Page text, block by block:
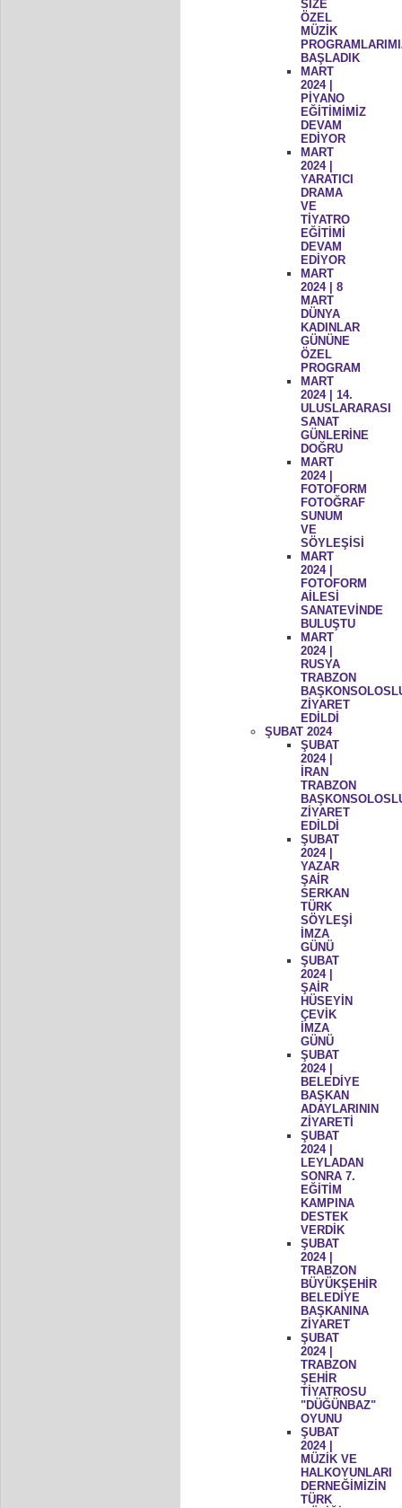
SİZE
ÖZEL
MÜZİK
BAŞLADIK
MART
2024 |
PİYANO
EĞİTİMİMİZ
DEVAM
EDİYOR
MART
2024 |
YARATICI
DRAMA
VE
TİYATRO
EĞİTİMİ
DEVAM
EDİYOR
MART
2024 | 8
MART
DÜNYA
KADINLAR
GÜNÜNE
ÖZEL
PROGRAM
MART
2024 | 14.
ULUSLARARASI
SANAT
GÜNLERİNE
DOĞRU
MART
2024 |
FOTOFORM
FOTOĞRAF
SUNUM
VE
SÖYLEŞİSİ
MART
2024 |
FOTOFORM
AİLESİ
SANATEVİNDE
BULUŞTU
MART
2024 |
RUSYA
TRABZON
ZİYARET
EDİLDİ
ŞUBAT 2024
ŞUBAT
2024 |
İRAN
TRABZON
ZİYARET
EDİLDİ
ŞUBAT
2024 |
YAZAR
ŞAİR
SERKAN
TÜRK
SÖYLEŞİ
İMZA
GÜNÜ
ŞUBAT
2024 |
ŞAİR
HÜSEYİN
ÇEVİK
İMZA
GÜNÜ
ŞUBAT
2024 |
BELEDİYE
BAŞKAN
ADAYLARININ
ZİYARETİ
ŞUBAT
2024 |
LEYLADAN
SONRA 7.
EĞİTİM
KAMPINA
DESTEK
VERDİK
ŞUBAT
2024 |
TRABZON
BÜYÜKŞEHİR
BELEDİYE
BAŞKANINA
ZİYARET
ŞUBAT
2024 |
TRABZON
ŞEHİR
TİYATROSU
"DÜĞÜNBAZ"
OYUNU
ŞUBAT
2024 |
MÜZİK VE
HALKOYUNLARI
DERNEĞİMİZİN
TÜRK